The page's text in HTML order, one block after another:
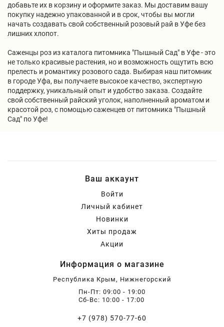
добавьте их в корзину и оформите заказ. Мы доставим вашу
покупку надежно упакованной и в срок, чтобы вы могли
начать создавать свой собственный розовый рай в Уфе без
лишних хлопот.
Саженцы роз из каталога питомника "Пышный Сад" в Уфе - это
не только красивые растения, но и возможность ощутить всю
прелесть и романтику розового сада. Выбирая наш питомник
в городе Уфа, вы получаете высокое качество, экспертную
поддержку, уникальный опыт и удобство заказа. Создайте
свой собственный райский уголок, наполненный ароматом и
красотой роз, с помощью саженцев от питомника "Пышный
Сад" по Уфе!
Ваш аккаунт
Войти
Личный кабинет
Новинки
Хиты продаж
Акции
Информация о магазине
Республика Крым, Нижнегорский
Пн-Пт: 09:00 - 19:00
Сб-Вс: 10:00 - 17:00
+7 (978) 570-77-60